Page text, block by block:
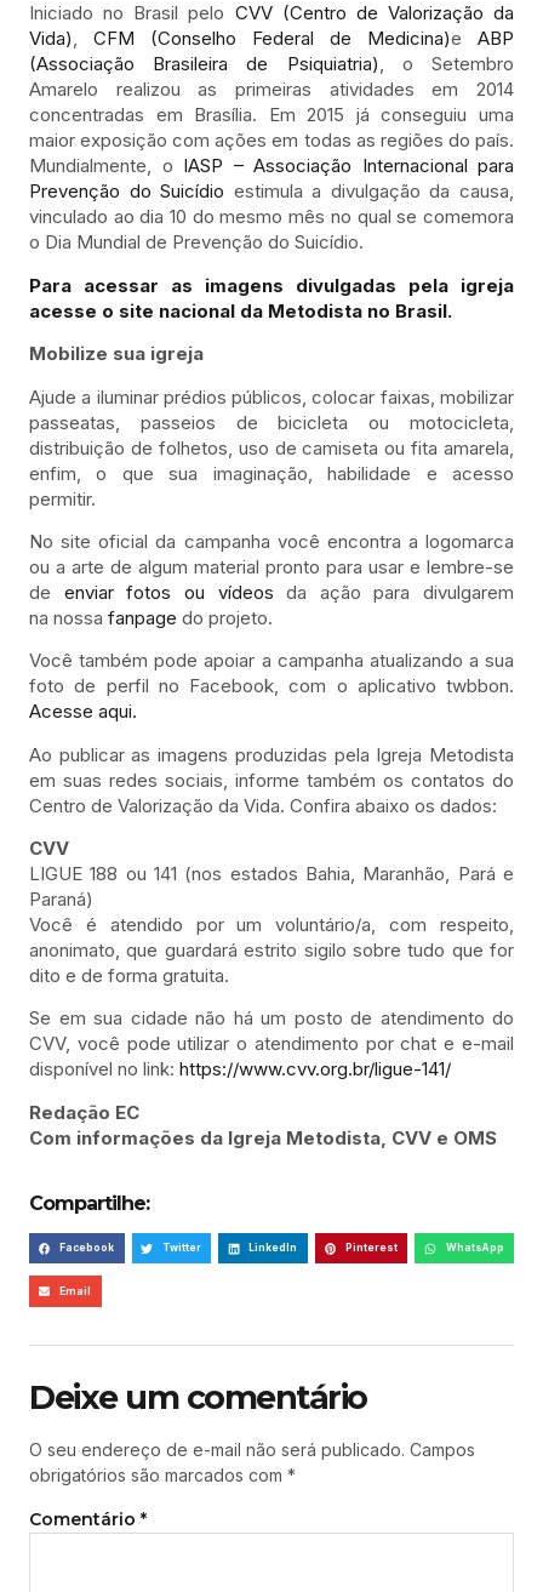
Iniciado no Brasil pelo CVV (Centro de Valorização da
Vida), CFM (Conselho Federal de Medicina)e ABP
(Associação Brasileira de Psiquiatria), o Setembro
Amarelo realizou as primeiras atividades em 2014
concentradas em Brasília. Em 2015 já conseguiu uma
maior exposição com ações em todas as regiões do país.
Mundialmente, o IASP – Associação Internacional para
Prevenção do Suicídio estimula a divulgação da causa,
vinculado ao dia 10 do mesmo mês no qual se comemora
o Dia Mundial de Prevenção do Suicídio.
Para acessar as imagens divulgadas pela igreja
acesse o site nacional da Metodista no Brasil.
Mobilize sua igreja
Ajude a iluminar prédios públicos, colocar faixas, mobilizar
passeatas, passeios de bicicleta ou motocicleta,
distribuição de folhetos, uso de camiseta ou fita amarela,
enfim, o que sua imaginação, habilidade e acesso
permitir.
No site oficial da campanha você encontra a logomarca
ou a arte de algum material pronto para usar e lembre-se
de enviar fotos ou vídeos da ação para divulgarem
na nossa fanpage do projeto.
Você também pode apoiar a campanha atualizando a sua
foto de perfil no Facebook, com o aplicativo twbbon.
Acesse aqui.
Ao publicar as imagens produzidas pela Igreja Metodista
em suas redes sociais, informe também os contatos do
Centro de Valorização da Vida. Confira abaixo os dados:
CVV
LIGUE 188 ou 141 (nos estados Bahia, Maranhão, Pará e
Paraná)
Você é atendido por um voluntário/a, com respeito,
anonimato, que guardará estrito sigilo sobre tudo que for
dito e de forma gratuita.
Se em sua cidade não há um posto de atendimento do
CVV, você pode utilizar o atendimento por chat e e-mail
disponível no link: https://www.cvv.org.br/ligue-141/
Redação EC
Com informações da Igreja Metodista, CVV e OMS
Compartilhe:
Facebook Twitter LinkedIn Pinterest WhatsApp
Email
Deixe um comentário
O seu endereço de e-mail não será publicado. Campos
obrigatórios são marcados com *
Comentário *